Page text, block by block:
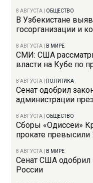
8 АВГУСТА ОБЩЕСТВО
В Узбекистане
госорганизации и
8 АВГУСТА В МИРЕ
СМИ: США
власти на Кубе по
8 АВГУСТА ПОЛИТИКА
Сенат одобрил
администрации
8 АВГУСТА ОБЩЕСТВО
Сборы «Одиссеи»
прокате
8 АВГУСТА В МИРЕ
Сенат США одобрил
России